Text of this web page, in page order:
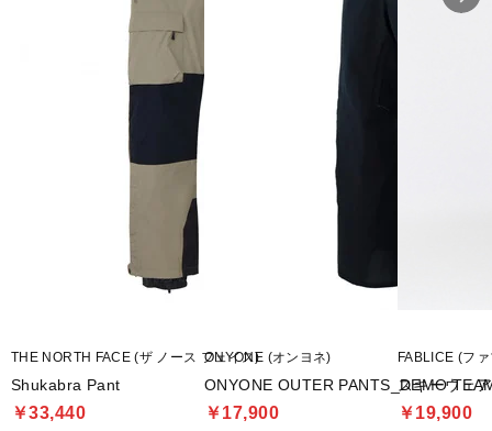
THE NORTH FACE (ザ ノース フェイス)
Shukabra Pant
￥33,440
ONYONE (オンヨネ)
ONYONE OUTER PANTS_DEMO
￥17,900
FABLICE (フ
スキーウェ
￥19,900